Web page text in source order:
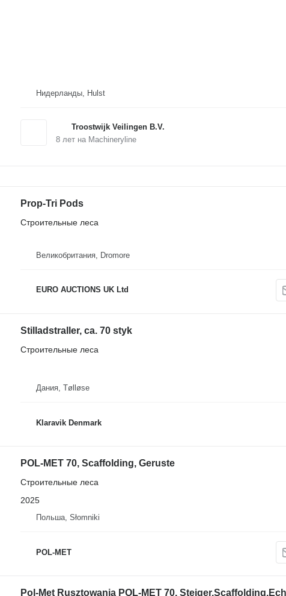
Нидерланды, Hulst
Troostwijk Veilingen B.V.
8лет на Machineryline
Prop-Tri Pods
Строительные леса
Великобритания, Dromore
EURO AUCTIONS UK Ltd
Stilladstraller, ca. 70 styk
Строительные леса
Дания, Tølløse
Klaravik Denmark
POL-MET 70, Scaffolding, Geruste
Строительные леса
2025
Польша, Słomniki
POL-MET
Pol-Met Rusztowania POL-MET 70,